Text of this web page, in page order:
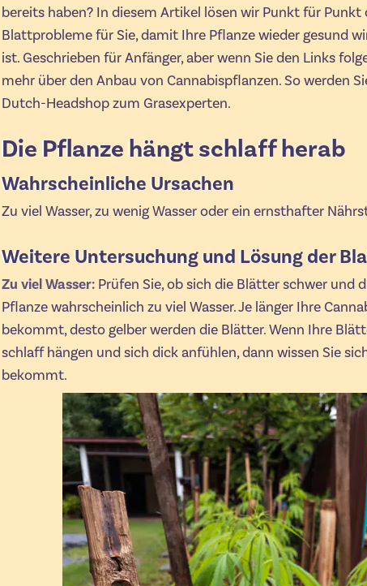
bereits haben? In diesem Artikel lösen wir Punkt für Punkt
Blattprobleme für Sie, damit Ihre Pflanze wieder gesund
ist. Geschrieben für Anfänger, aber wenn Sie den Links
mehr über den Anbau von Cannabispflanzen. So werden
Dutch-Headshop zum Grasexperten.
Die Pflanze hängt schlaff herab
Wahrscheinliche Ursachen
Zu viel Wasser, zu wenig Wasser oder ein ernsthafter
Weitere Untersuchung und Lösung der
Zu viel Wasser: Prüfen Sie, ob sich die Blätter schwer und
Pflanze wahrscheinlich zu viel Wasser. Je länger Ihre
bekommt, desto gelber werden die Blätter. Wenn Ihre
schlaff hängen und sich dick anfühlen, dann wissen Sie
bekommt.